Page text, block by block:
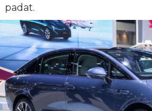
padat.